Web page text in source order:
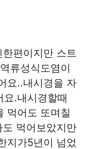
편이지만 스트
류성식도염이
요..내시경을 자
.내시경할때
먹어도 또며칠
먹어보았지만
지가5년이 넘었